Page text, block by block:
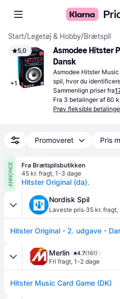
Start/Legetøj & Hobby/Brætspil
5,0
+1
Asmodee Hitster
Dansk
Asmodee Hitster
spil, hvor du
din smartphone til at
vennerne.
Sammenlign priser fra
Fra 3 betalinger af 60
Prøv fleksible
Promoveret Pris
ANNONCE
Fra Brætspilsbutikken
45 kr. fragt, 1-3 dage
Hitster Original (da).
Nordisk Spil
Laveste pris·35 kr. fragt,
Hitster Original - 2. udgave -
Merlin 4.7(161)
Fri fragt, 1-2 dage
Hitster Music Card Game (DK)